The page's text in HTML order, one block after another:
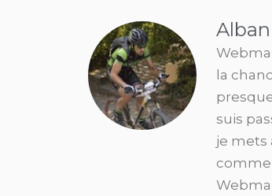
Alban
la
suis
je mets
comme